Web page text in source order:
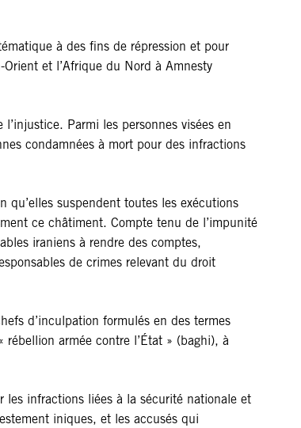
à des fins de répression et pour
et l’Afrique du Nord à Amnesty
Parmi les personnes visées en
condamnées à mort pour des infractions
suspendent toutes les exécutions
ce châtiment. Compte tenu de l’impunité
iraniens à rendre des comptes,
de crimes relevant du droit
d’inculpation formulés en des termes
armée contre l’État » (baghi), à
les infractions liées à la sécurité nationale et
iniques, et les accusés qui